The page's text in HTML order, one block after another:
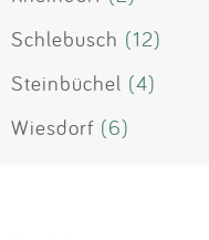
Schlebusch (12)
Steinbüchel (4)
Wiesdorf (6)